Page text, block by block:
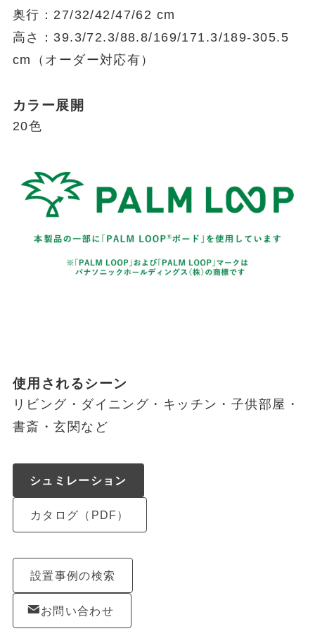
奥行：27/32/42/47/62 cm
高さ：39.3/72.3/88.8/169/171.3/189-305.5
cm（オーダー対応有）
カラー展開
20色
使用されるシーン
リビング・ダイニング・キッチン・子供部屋・
書斎・玄関など
シュミレーション
カタログ（PDF）
設置事例の検索
お問い合わせ